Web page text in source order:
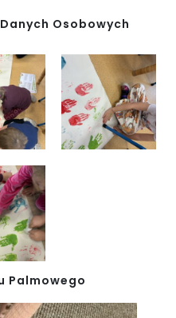
Osobowych
Palmowego